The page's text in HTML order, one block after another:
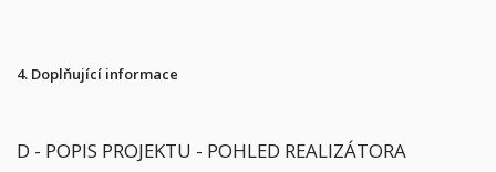
4. Doplňující informace
D - POPIS PROJEKTU - POHLED REALIZÁTORA